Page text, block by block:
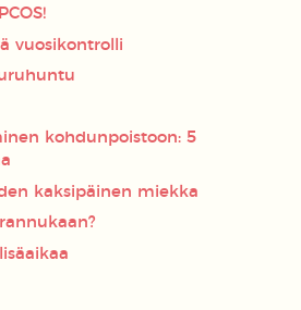
vuosikontrolli
kohdunpoistoon: 5
kaksipäinen miekka